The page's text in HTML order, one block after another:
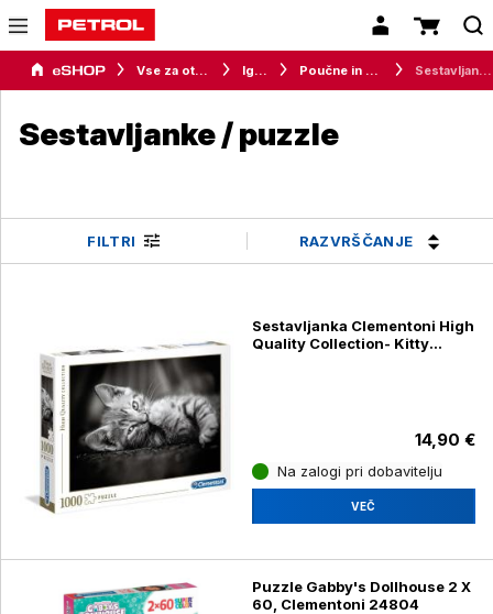
Vse za otroke Igrače Poučne in ustvarjalne igrače
Sestavljanke / puzzle
FILTRI RAZVRŠČANJE
Sestavljanka Clementoni High
Quality Collection- Kitty
14,90 €
Na zalogi pri dobavitelju
VEČ
Puzzle Gabby's Dollhouse 2 X
60, Clementoni 24804